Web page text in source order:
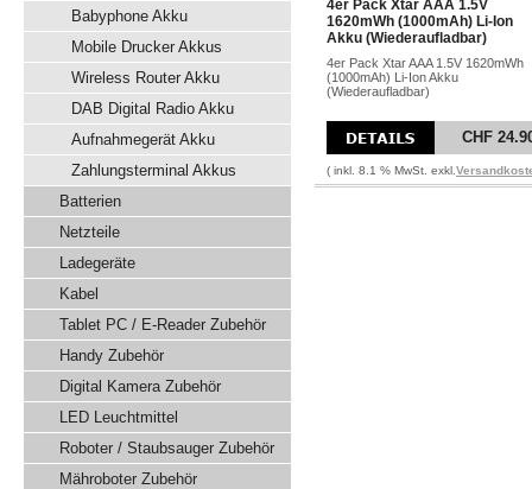
Babyphone Akku
Mobile Drucker Akkus
Wireless Router Akku
DAB Digital Radio Akku
Aufnahmegerät Akku
Zahlungsterminal Akkus
Batterien
Netzteile
Ladegeräte
Kabel
Tablet PC / E-Reader Zubehör
Handy Zubehör
Digital Kamera Zubehör
LED Leuchtmittel
Roboter / Staubsauger Zubehör
Mähroboter Zubehör
4er Pack Xtar AAA 1.5V
1620mWh (1000mAh) Li-Ion
Akku (Wiederaufladbar)
4er Pack Xtar AAA 1.5V 1620mWh
(1000mAh) Li-Ion Akku
(Wiederaufladbar)
CHF
( inkl. 8.1 % MwSt. exkl.